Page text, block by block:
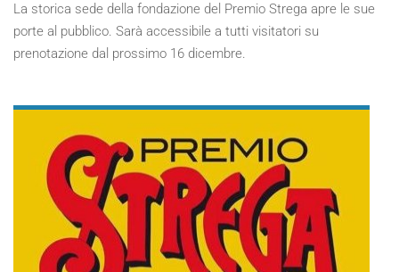
La storica sede della fondazione del Premio Strega apre le sue
porte al pubblico. Sarà accessibile a tutti visitatori su
prenotazione dal prossimo 16 dicembre.